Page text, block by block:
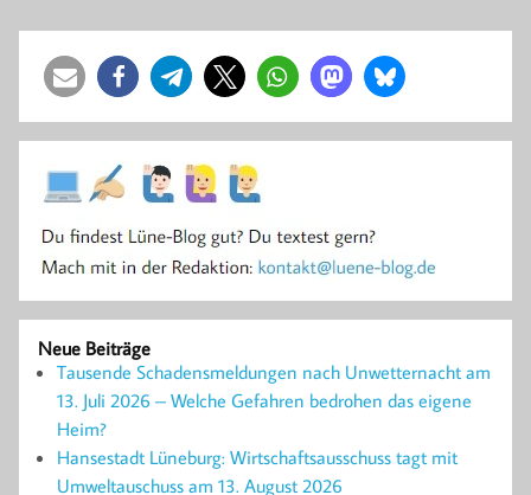
Neue Beiträge
Tausende Schadensmeldungen nach Unwetternacht am
13. Juli 2026 – Welche Gefahren bedrohen das eigene
Heim?
Hansestadt Lüneburg: Wirtschaftsausschuss tagt mit
Umweltauschuss am 13. August 2026